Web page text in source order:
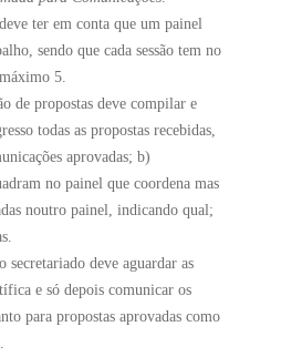
ter em conta que um painel
sendo que cada sessão tem no
5.
de propostas deve compilar e
todas as propostas recebidas,
aprovadas; b)
no painel que coordena mas
noutro painel, indicando qual;
secretariado deve aguardar as
e só depois comunicar os
para propostas aprovadas como